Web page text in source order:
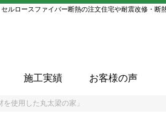
ルロースファイバー断熱の注文住宅や耐震改修・
施工実績 お客様の声
用した丸太梁の家」